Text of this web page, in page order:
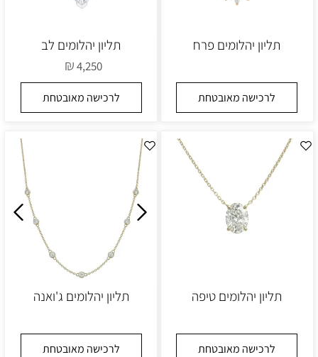
תליון יהלומים פרח
לרכישה מאובטחת
תליון יהלומים לב
₪4,250
לרכישה מאובטחת
תליון יהלומים טיפה
לרכישה מאובטחת
תליון יהלומים ג'ואנה
לרכישה מאובטחת